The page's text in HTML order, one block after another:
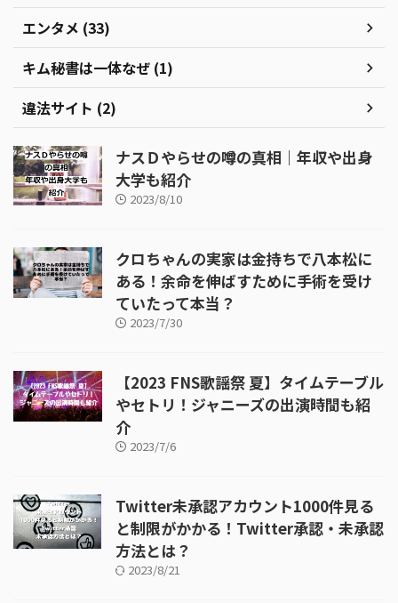
エンタメ (33)
キム秘書は一体なぜ (1)
違法サイト (2)
ナスＤやらせの噂の真相｜年収や出身
大学も紹介
2023/8/10
クロちゃんの実家は金持ちで八本松に
ある！余命を伸ばすために手術を受け
ていたって本当？
2023/7/30
【2023 FNS歌謡祭 夏】タイムテーブル
やセトリ！ジャニーズの出演時間も紹
介
2023/7/6
Twitter未承認アカウント1000件見る
と制限がかかる！Twitter承認・未承認
方法とは？
2023/8/21